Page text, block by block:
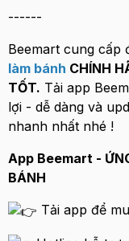
------
Beemart cung cấp
làm bánh CHÍNH
TỐT. Tải app
lợi - dễ dàng và
nhanh nhất nhé !
App Beemart -
BÁNH
Tải app để